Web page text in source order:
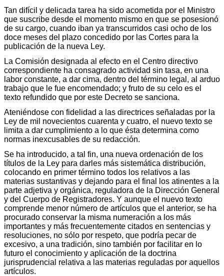
Tan difícil y delicada tarea ha sido acometida por el Ministro
que suscribe desde el momento mismo en que se posesionó
de su cargo, cuando iban ya transcurridos casi ocho de los
doce meses del plazo concedido por las Cortes para la
publicación de la nueva Ley.
La Comisión designada al efecto en el Centro directivo
correspondiente ha consagrado actividad sin tasa, en una
labor constante, a dar cima, dentro del término legal, al arduo
trabajo que le fue encomendado; y fruto de su celo es el
texto refundido que por este Decreto se sanciona.
Ateniéndose con fidelidad a las directrices señaladas por la
Ley de mil novecientos cuarenta y cuatro, el nuevo texto se
limita a dar cumplimiento a lo que ésta determina como
normas inexcusables de su redacción.
Se ha introducido, a tal fin, una nueva ordenación de los
títulos de la Ley para darles más sistemática distribución,
colocando en primer término todos los relativos a las
materias sustantivas y dejando para el final los atinentes a la
parte adjetiva y orgánica, reguladora de la Dirección General
y del Cuerpo de Registradores. Y aunque el nuevo texto
comprende menor número de artículos que el anterior, se ha
procurado conservar la misma numeración a los más
importantes y más frecuentemente citados en sentencias y
resoluciones, no sólo por respeto, que podría pecar de
excesivo, a una tradición, sino también por facilitar en lo
futuro el conocimiento y aplicación de la doctrina
jurisprudencial relativa a las materias reguladas por aquellos
artículos.